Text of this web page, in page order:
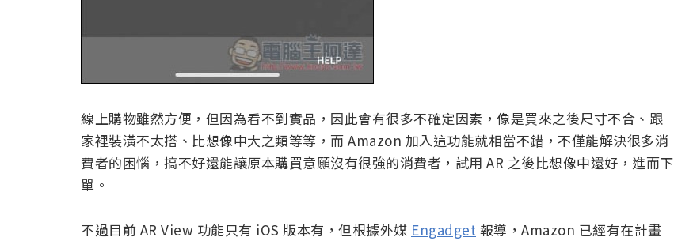
線上購物雖然方便，但因為看不到實品，因此會有很多不確定因素，像是買來之後尺寸不合、跟
家裡裝潢不太搭、比想像中大之類等等，而 Amazon 加入這功能就相當不錯，不僅能解決很多消
費者的困惱，搞不好還能讓原本購買意願沒有很強的消費者，試用 AR 之後比想像中還好，進而下
單。
不過目前 AR View 功能只有 iOS 版本有，但根據外媒 Engadget 報導，Amazon 已經有在計畫